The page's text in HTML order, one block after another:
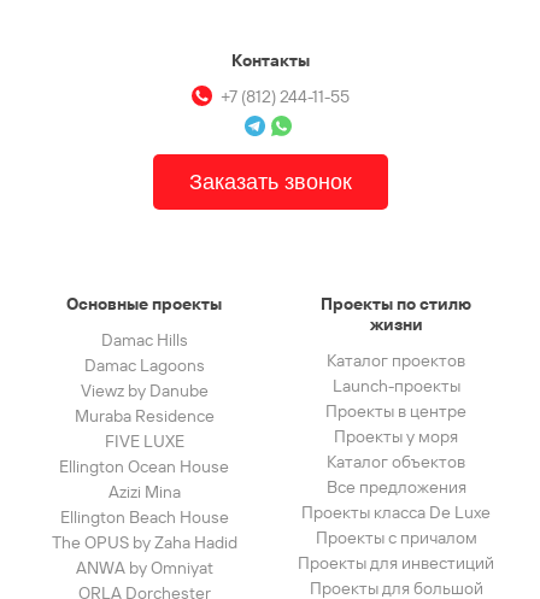
Основные проекты
Damac Hills
Damac Lagoons
Viewz by Danube
Muraba Residence
FIVE LUXE
Ellington Ocean House
Azizi Mina
Ellington Beach House
The OPUS by Zaha Hadid
ANWA by Omniyat
ORLA Dorchester
Проекты по стилю
жизни
Каталог проектов
Launch-проекты
Проекты в центре
Проекты у моря
Каталог объектов
Все предложения
Проекты класса De Luxe
Проекты с причалом
Проекты для инвестиций
Проекты для большой
Контакты
+7 (812) 244-11-55
Заказать звонок